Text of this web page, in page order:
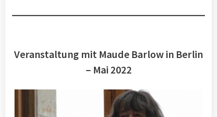
Veranstaltung mit Maude Barlow in Berlin
– Mai 2022